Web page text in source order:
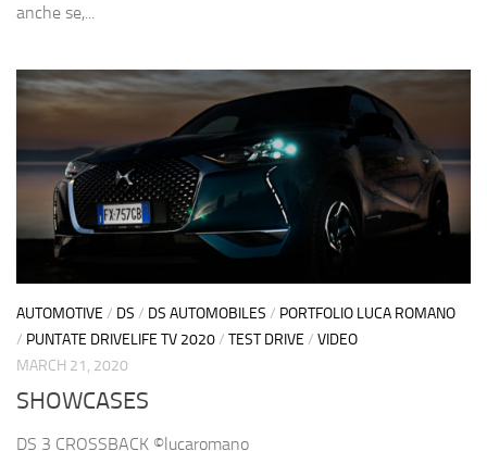
anche se,...
AUTOMOTIVE / DS / DS AUTOMOBILES / PORTFOLIO LUCA ROMANO
/ PUNTATE DRIVELIFE TV 2020/ TEST DRIVE / VIDEO
MARCH 21, 2020
SHOWCASES
DS 3 CROSSBACK ©lucaromano